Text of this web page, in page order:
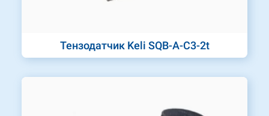
Тензодатчик Keli SQB-A-C3-2t